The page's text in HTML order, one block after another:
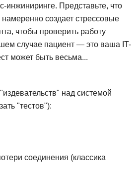
инжиниринге. Представьте, что
создает стрессовые
чтобы проверить работу
случае пациент — это ваша IT-
может быть весьма...
над системой
"тестов"):
соединения (классика